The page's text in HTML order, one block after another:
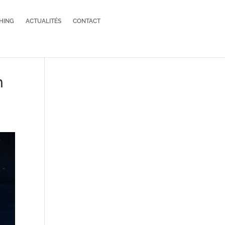
ACTUALITÉS CONTACT